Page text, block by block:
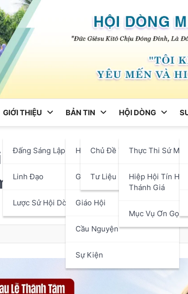
GIỚI THIỆU
Đấng Sáng Lập
Linh Đạo
Lược Sử Hội Dòng
BẢN TIN
Hội Dòng
Chủ Đề Tháng
Tư Liệu
Giáo Phận
Giáo Hội
Cầu Nguyện
Sự Kiện
HỘI DÒNG
Thực Thi Sứ
Hiệp Hội Tín
Thánh Giá
Mục Vụ Ơn Gọi
– Thứ Bảy Tuần
Đức Mẹ – Trái Tim